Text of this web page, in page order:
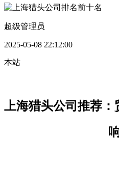
超级管理员
2025-05-08 22:12:00
本站
上海猎头公司推荐：